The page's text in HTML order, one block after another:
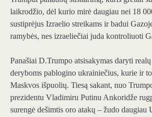
laikrodžio, dėl kurio mirė daugiau nei 18
sustiprėjus Izraelio streikams ir badui
ramybės, nes izraeliečiai juda kontroliuoti
Panašiai D.Trumpo atsisakymas daryti
deryboms pablogino ukrainiečius, kurie ir
Maskvos išpuolių. Tiesą sakant, nuo
prezidentu Vladimiru Putinu Ankoridže
surengė dešimtis oro atakų – žudo